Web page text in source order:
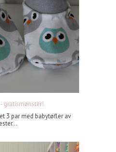
gratismønster!
3 par med babytøfler av